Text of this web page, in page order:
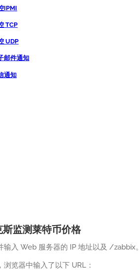
IPMI
TCP
UDP
邮件通知
通知
监测莱特币价格
输入 Web 服务器的 IP 地址以及 /zabbix。
浏览器中输入了以下 URL：